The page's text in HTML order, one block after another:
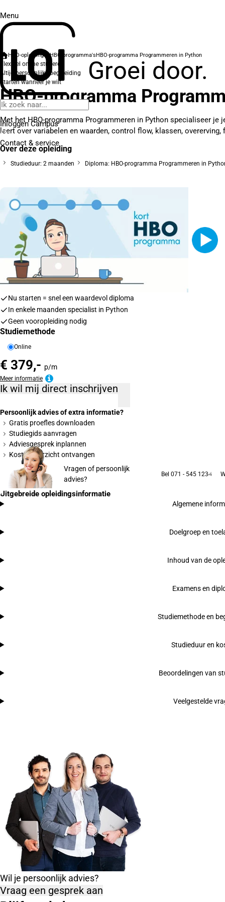
Menu
Groei door.
Inloggen Campus
Contact & service
HBO-opleidingenHBO-programma'sHBO-programma Programmeren in Python
Flexibel online studeren
Altijd persoonlijke begeleiding
Starten wanneer je wilt
HBO-programma
Met het HBO-programma Programmeren in Python specialiseer
leert over variabelen en waarden, control flow, klassen,
Over deze opleiding
Studieduur: 2 maanden Diploma: HBO-programma Programmeren in
Nu starten = snel een waardevol diploma
In enkele maanden specialist in Python
Geen vooropleiding nodig
Studiemethode
Online
€ 379,- p/m
Meer informatie
Ik wil mij direct inschrijven
Persoonlijk advies of extra informatie?
Gratis proefles downloaden
Studiegids aanvragen
Adviesgesprek inplannen
Kostenoverzicht ontvangen
Vragen of persoonlijk
advies?
Bel 071 - 545 1234
Uitgebreide opleidingsinformatie
Algemene
Doelgroep en
Inhoud van de
Examens en
Studiemethode en
Studieduur en
Beoordelingen van
Veelgestelde
Wil je persoonlijk advies?
Vraag een gesprek aan